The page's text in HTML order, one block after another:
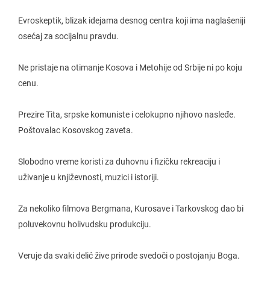
Evroskeptik, blizak idejama desnog centra koji ima naglašeniji
osećaj za socijalnu pravdu.
Ne pristaje na otimanje Kosova i Metohije od Srbije ni po koju
cenu.
Prezire Tita, srpske komuniste i celokupno njihovo nasleđe.
Poštovalac Kosovskog zaveta.
Slobodno vreme koristi za duhovnu i fizičku rekreaciju i
uživanje u književnosti, muzici i istoriji.
Za nekoliko filmova Bergmana, Kurosave i Tarkovskog dao bi
poluvekovnu holivudsku produkciju.
Veruje da svaki delić žive prirode svedoči o postojanju Boga.